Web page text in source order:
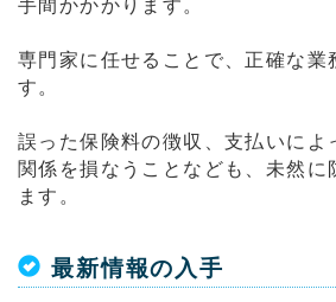
手間かかかります。
専門家に任せることで、正確な業
す。
誤った保険料の徴収、支払いによ
関係を損なうことなども、未然に
ます。
最新情報の入手